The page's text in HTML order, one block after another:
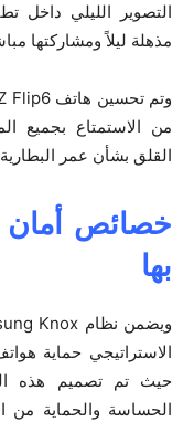
التصوير الليلي داخل
مذهلة ليلاً ومشاركتها
من الاستمتاع بجميع
القلق بشأن عمر
خصائص أمان
بها
حيث تم تصميم هذه
الحساسة والحماية من